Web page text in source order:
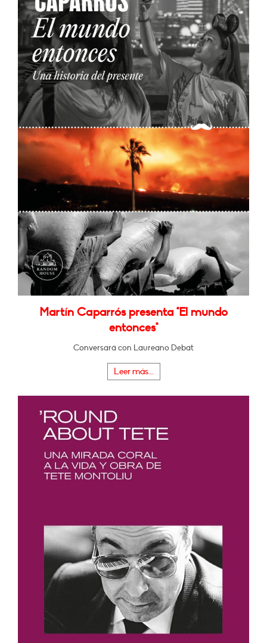
Martín Caparrós presenta "El mundo
entonces"
Conversará con Laureano Debat
Leer más...